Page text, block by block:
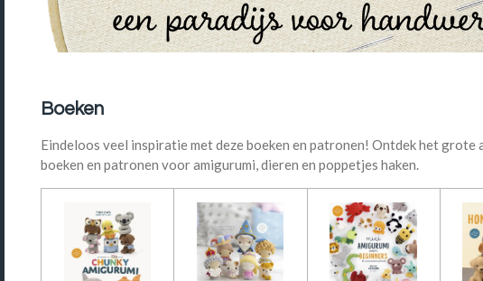
Boeken
Eindeloos veel inspiratie met deze boeken en patronen! Ontdek het grote
boeken en patronen voor amigurumi, dieren en poppetjes haken.